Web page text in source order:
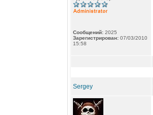
Сообщений: 2025
Зарегистрирован: 07/03/2010
15:58
Sergey